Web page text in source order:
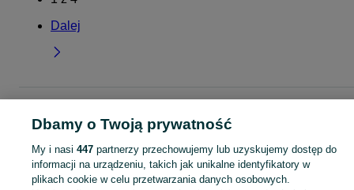
Dalej
Świętokrzyskie
Rowery dziecięce - Sandomierz
KATEGORIA
Dbamy o Twoją prywatność
My i nasi 447partnerzy przechowujemy lub uzyskujemy dostęp do
informacji na urządzeniu, takich jak unikalne identyfikatory w
plikach cookie w celu przetwarzania danych osobowych.